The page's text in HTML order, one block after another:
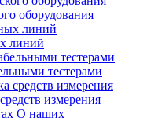
оборудования
линий
тестерами
измерения
О наших